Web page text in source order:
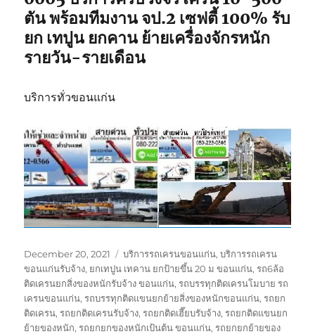
ตัน พร้อมทีมงาน จป.2 เซฟตี้ 100% รับ
ยก เทปูน ยกคาน ย้ายเครื่องจักรหนัก
รายวัน-รายเดือน
บริการทั่วขอนแก่น
Posted
on
December 20, 2021 Tags
บริการรถเครนขอนแก่น,บริการรถเครน
ขอนแก่นรับจ้าง, ยกเทปูน เทคาน ยกป้ายขึ้น 20 ม ขอนแก่น,รถ6ล้อ
ติดเครนยกสิ่งของหนักรับจ้าง ขอนแก่น,รถบรรทุกติดเครนโมบาย รถ
เครนขอนแก่น,รถบรรทุกติดแขนยกย้ายสิ่งของหนักขอนแก่น,รถยก
ติดเครน,รถยกติดเครนรับจ้าง,รถยกติดเฮี๊ยบรับจ้าง,รถยกติดแขนยก
ย้ายของหนัก,รถยกยกของหนักเป้นต้น ขอนแก่น,รถยกยกย้ายของ